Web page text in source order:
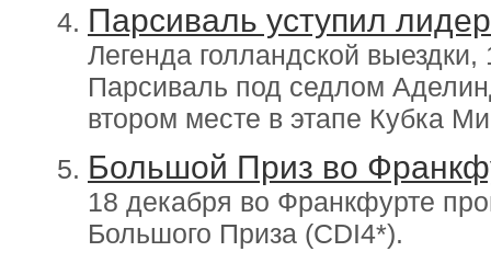
Парсиваль уступил
Легенда голландской
Парсиваль под седлом
втором месте в этапе Кубка
Большой Приз во
18 декабря во Франкфурте
Большого Приза (CDI4*).